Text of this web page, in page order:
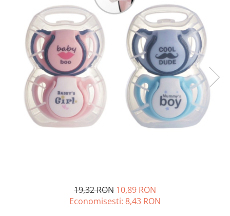
Masti pentru ten si gomaje
Tratamente si seruri pentru ten
Cadite bebe si accesorii baie
Articole igiena dentara copii
Ser fiziologic si comprese sterile
Masti chirurgicale medicale
19,32 RON 10,89 RON
Economisesti: 8,43 RON